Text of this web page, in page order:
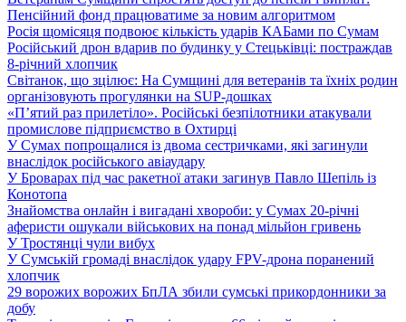
Пенсійний фонд працюватиме за новим алгоритмом
Росія щомісяця подвоює кількість ударів КАБами по Сумам
Російський дрон вдарив по будинку у Стецьківці: постраждав
8-річний хлопчик
Світанок, що зцілює: На Сумщині для ветеранів та їхніх родин
організовують прогулянки на SUP-дошках
«П’ятий раз прилетіло». Російські безпілотники атакували
промислове підприємство в Охтирці
У Сумах попрощалися із двома сестричками, які загинули
внаслідок російського авіаудару
У Броварах під час ракетної атаки загинув Павло Шепіль із
Конотопа
Знайомства онлайн і вигадані хвороби: у Сумах 20-річні
аферисти ошукали військових на понад мільйон гривень
У Тростянці чули вибух
У Сумській громаді внаслідок удару FPV-дрона поранений
хлопчик
29 ворожих ворожих БпЛА збили сумські прикордонники за
добу